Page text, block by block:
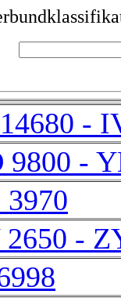
-
9800 -
3970
-